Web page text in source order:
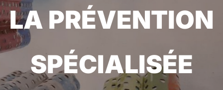
LA PRÉVENTION
SPÉCIALISÉE